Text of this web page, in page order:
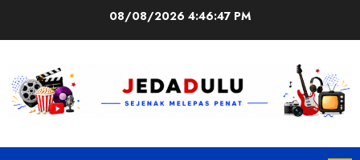
08/08/2026 4:46:48 PM